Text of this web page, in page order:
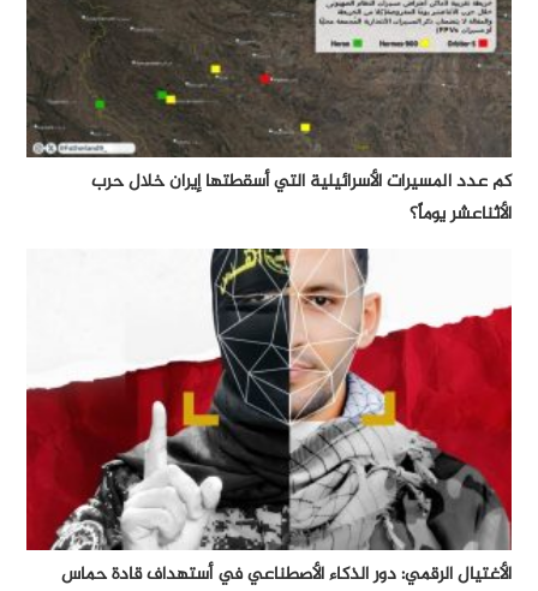
كم عدد المسيرات الأسرائيلية التي أسقطتها إيران خلال حرب
الأثناعشر يوماً؟
الأغتيال الرقمي: دور الذكاء الأصطناعي في أستهداف قادة حماس